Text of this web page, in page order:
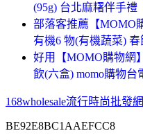
(95g) 台北麻糬伴手禮
部落客推薦【MOMO
有機6 物(有機蔬菜)
好用【MOMO購物網
飲(六盒) momo購物台
168wholesale流行時尚批發網
BE92E8BC1AAEFCC8